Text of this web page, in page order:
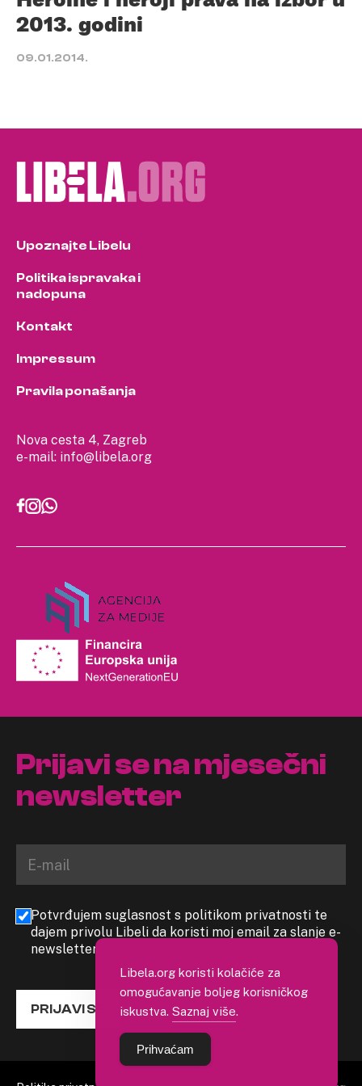
2013. godini
09.01.2014.
Nova cesta 4, Zagreb
e-mail: info@libela.org
Upoznajte Libelu
Politika ispravaka i
nadopuna
Kontakt
Impressum
Pravila ponašanja
Prijavi se na mjesečni
newsletter
Potvrđujem suglasnost s politikom privatnosti te
dajem privolu Libeli da koristi moj email za slanje e-
newslettera
PRIJAVI SE
Libela.org koristi kolačiće za
omogućavanje boljeg korisničkog
iskustva. Saznaj više.
Prihvaćam